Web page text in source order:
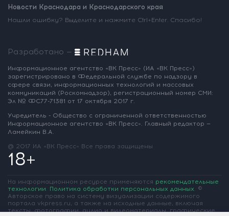
Новости Краснодара и Краснодарского края
Нашли ошибку? Выделите и нажмите Ctrl+Enter. Спасибо!
Разработано —
Информационное агентство «ВК Пресс» (ИА «ВК Пресс»)
зарегистрировано в Федеральной службе по надзору в
сфере связи, информационных технологий и массовых
коммуникаций (Роскомнадзор), регистрационный номер СМИ:
Эл № ФС77-71381 от 17 октября 2017 г.
Учредитель - Общество с ограниченной ответственностью
Информационное агентство «ВК Пресс». Главный редактор —
Ламейкин В.А.
@ 2017 ИА «ВК Пресс» Все права защищены
18+
На информационном ресурсе применяются рекомендательные
технологии. Политика обработки персональных данных. ©
Авторское право на систему визуализации содержимого
портала vkpress.ru, а также на исходные данные, включая
тексты, фотографии, аудио и видеоматериалы, графические